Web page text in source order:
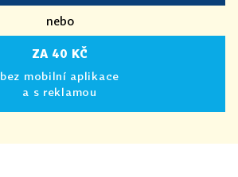
nebo
ZA 40 KČ
bez mobilní aplikace
a s reklamou